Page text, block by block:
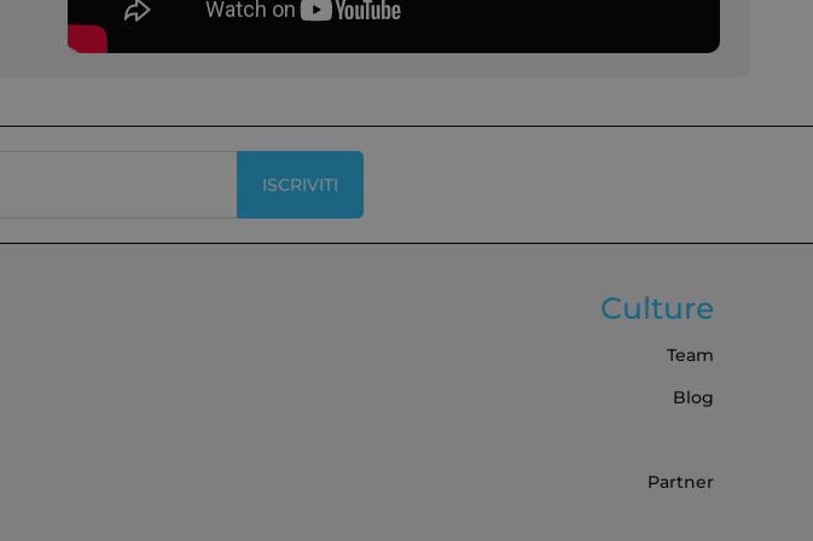
ISCRIVITI
Culture
Team
Blog
Partner